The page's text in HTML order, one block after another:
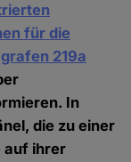
für die
219a
In
die zu einer
auf ihrer